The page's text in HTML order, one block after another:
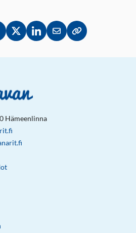
Facebookissa
Jaa Twitterissä
Jaa LinkedInissä
Jaa sähköpostitse
Kopioi linkki
Hämeenlinna